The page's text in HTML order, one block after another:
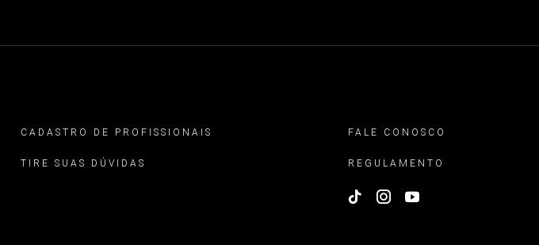
CADASTRO DE PROFISSIONAIS
TIRE SUAS DÚVIDAS
FALE CONOSCO
REGULAMENTO